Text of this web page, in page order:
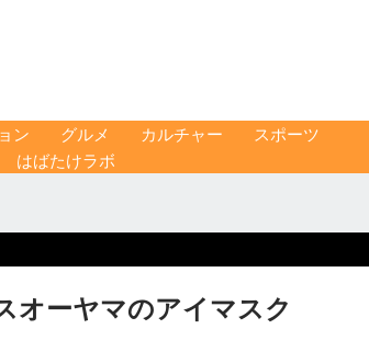
ン グルメ カルチャー
スポーツ
はばたけラボ
オーヤマのアイマスク